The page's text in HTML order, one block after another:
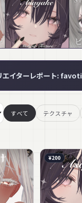
エイターレポート:
すべて テクスチャ
¥200